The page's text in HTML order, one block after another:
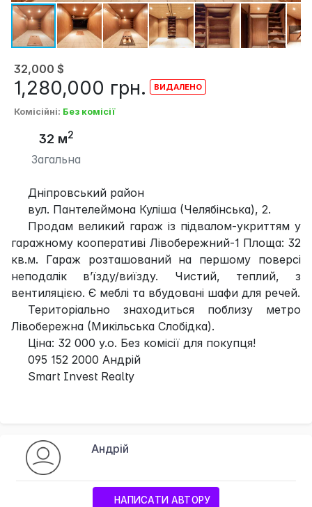
32,000 $
1,280,000 грн.
Комісійні: Без комісії
32 м2
Загальна
Дніпровський район
вул. Пантелеймона Куліша (Челябінська), 2.
Продам великий гараж із підвалом-укриттям у
гаражному кооперативі Лівобережний-1 Площа: 32
кв.м. Гараж розташований на першому поверсі
неподалік в’їзду/виїзду. Чистий, теплий, з
вентиляцією. Є меблі та вбудовані шафи для речей.
Територіально знаходиться поблизу метро
Лівобережна (Микільська Слобідка).
Ціна: 32 000 у.о. Без комісії для покупця!
095 152 2000 Андрій
Smart Invest Realty
Андрій
НАПИСАТИ АВТОРУ